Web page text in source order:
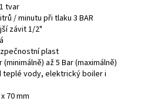
tvar
/ minutu při tlaku 3 BAR
závit 1/2"
plast
až 5 Bar (maximálně)
teplé vody, elektrický boiler i
70 mm